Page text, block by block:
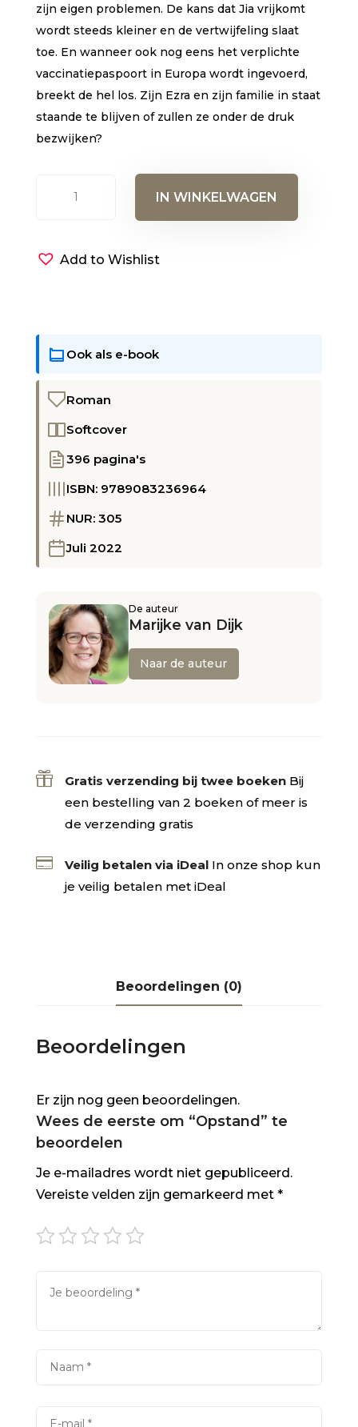
zijn eigen problemen. De kans dat Jia vrijkomt
wordt steeds kleiner en de vertwijfeling slaat
toe. En wanneer ook nog eens het verplichte
vaccinatiepaspoort in Europa wordt ingevoerd,
breekt de hel los. Zijn Ezra en zijn familie in staat
staande te blijven of zullen ze onder de druk
bezwijken?
IN WINKELWAGEN
Add to Wishlist
Ook als e-book
Roman
Softcover
396 pagina's
ISBN: 9789083236964
NUR: 305
Juli 2022
De auteur
Marijke van Dijk
Naar de auteur
 Gratis verzending bij twee boeken Bij
een bestelling van 2 boeken of meer is
de verzending gratis
 Veilig betalen via iDeal In onze shop kun
je veilig betalen met iDeal
Beoordelingen (0)
Beoordelingen
Er zijn nog geen beoordelingen.
Wees de eerste om “Opstand” te
beoordelen
Je e-mailadres wordt niet gepubliceerd.
Vereiste velden zijn gemarkeerd met *